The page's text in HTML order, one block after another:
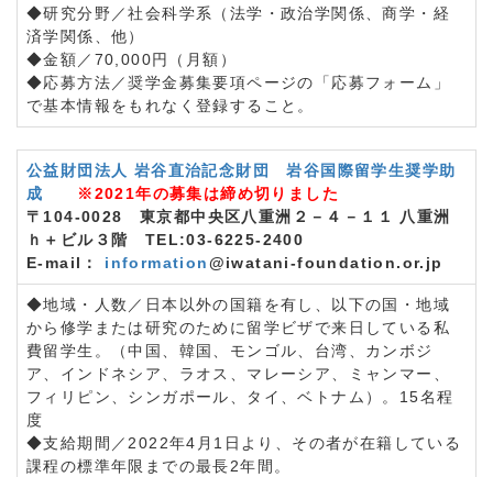
◆研究分野／社会科学系（法学・政治学関係、商学・経
済学関係、他）
◆金額／70,000円（月額）
◆応募方法／奨学金募集要項ページの「応募フォーム」
で基本情報をもれなく登録すること。
公益財団法人 岩谷直治記念財団 岩谷国際留学生奨学助
成
※2021年の募集は締め切りました
〒104-0028 東京都中央区八重洲２－４－１１ 八重洲
ｈ＋ビル３階 TEL:03-6225-2400
E-mail： information@iwatani-foundation.or.jp
◆地域・人数／日本以外の国籍を有し、以下の国・地域
から修学または研究のために留学ビザで来日している私
費留学生。（中国、韓国、モンゴル、台湾、カンボジ
ア、インドネシア、ラオス、マレーシア、ミャンマー、
フィリピン、シンガポール、タイ、ベトナム）。15名程
度
◆支給期間／2022年4月1日より、その者が在籍している
課程の標準年限までの最長2年間。